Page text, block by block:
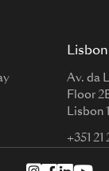
Lisbon
Av. da
Floor
Lisbon
+351